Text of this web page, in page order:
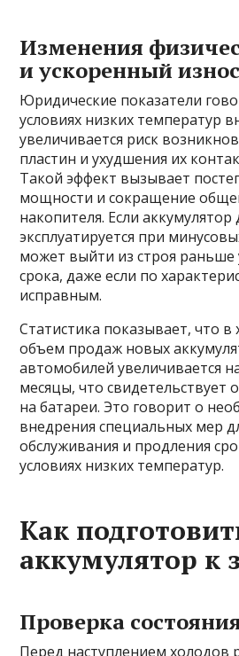
Изменения
и ускоренный износ
Юридические показатели
условиях низких температур
увеличивается риск
пластин и ухудшения их
Такой эффект вызывает
мощности и сокращение
накопителя. Если аккумулятор
эксплуатируется при
может выйти из строя раньше
срока, даже если по
исправным.
Статистика показывает, что
объем продаж новых
автомобилей увеличивается
месяцы, что свидетельствует
на батареи. Это говорит о
внедрения специальных мер
обслуживания и продления
условиях низких температур.
Как
аккумулятор к
Проверка
Перед наступлением холодов